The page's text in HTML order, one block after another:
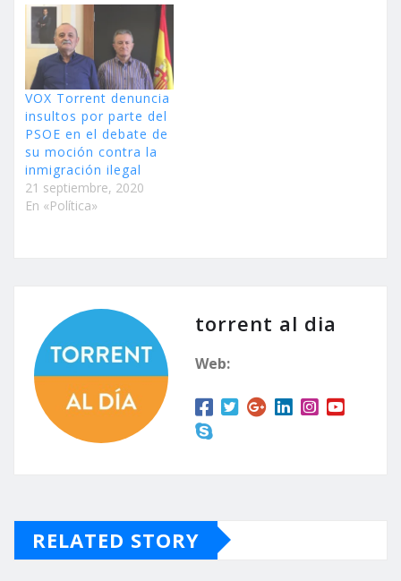
VOX Torrent denuncia
insultos por parte del
PSOE en el debate de
su moción contra la
inmigración ilegal
21 septiembre, 2020
En «Política»
torrent al dia
Web:
RELATED STORY